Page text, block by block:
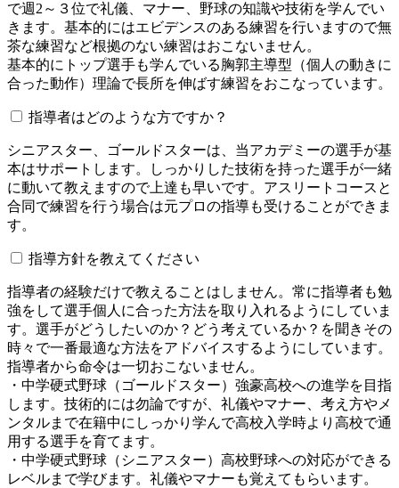
で週2～３位で礼儀、マナー、野球の知識や技術を学んでい
きます。基本的にはエビデンスのある練習を行いますので無
茶な練習など根拠のない練習はおこないません。
基本的にトップ選手も学んでいる胸郭主導型（個人の動きに
合った動作）理論で長所を伸ばす練習をおこなっています。
指導者はどのような方ですか？
シニアスター、ゴールドスターは、当アカデミーの選手が基
本はサポートします。しっかりした技術を持った選手が一緒
に動いて教えますので上達も早いです。アスリートコースと
合同で練習を行う場合は元プロの指導も受けることができま
す。
指導方針を教えてください
指導者の経験だけで教えることはしません。常に指導者も勉
強をして選手個人に合った方法を取り入れるようにしていま
す。選手がどうしたいのか？どう考えているか？を聞きその
時々で一番最適な方法をアドバイスするようにしています。
指導者から命令は一切おこないません。
・中学硬式野球（ゴールドスター）強豪高校への進学を目指
します。技術的には勿論ですが、礼儀やマナー、考え方やメ
ンタルまで在籍中にしっかり学んで高校入学時より高校で通
用する選手を育てます。
・中学硬式野球（シニアスター）高校野球への対応ができる
レベルまで学びます。礼儀やマナーも覚えてもらいます。